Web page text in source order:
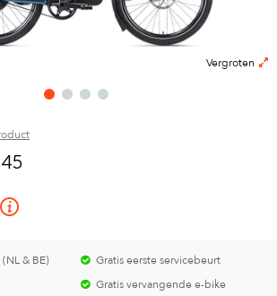
Vergroten
& BE)
Gratis eerste servicebeurt
Gratis vervangende e-bike